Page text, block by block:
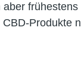
Produkte